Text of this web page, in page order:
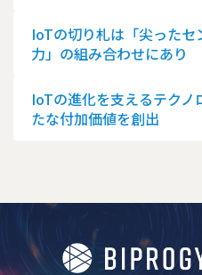
IoTの切り札は「尖った
力」の組み合わせにあり
IoTの進化を支えるテクノ
たな付加価値を創出